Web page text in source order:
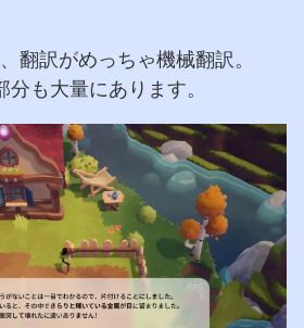
翻訳がめっちゃ機械翻訳。
も大量にあります。